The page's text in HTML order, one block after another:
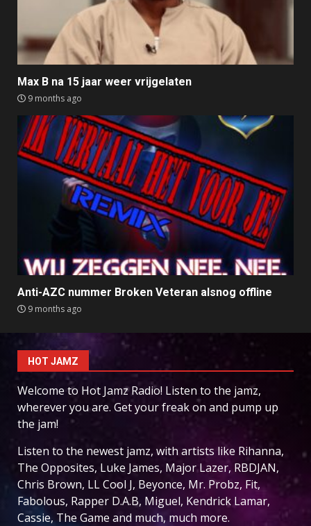
Max B na 15 jaar weer vrijgelaten
9 months ago
Anti-AZC nummer Broken Veteran alsnog offline
9 months ago
HOT JAMZ
Welcome to Hot Jamz Radio! Listen to the jamz,
wherever you are. Get your freak on and pump up
the jam!
Listen to the newest jamz, with artists like Rihanna,
The Opposites, Luke James, Major Lazer, RBDJAN,
Chris Brown, LL Cool J, Beyonce, Mr. Probz, Fit,
Fabolous, Rapper D.A.B, Miguel, Kendrick Lamar,
Cassie, The Game and much, much more.